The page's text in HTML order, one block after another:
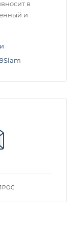
в
и